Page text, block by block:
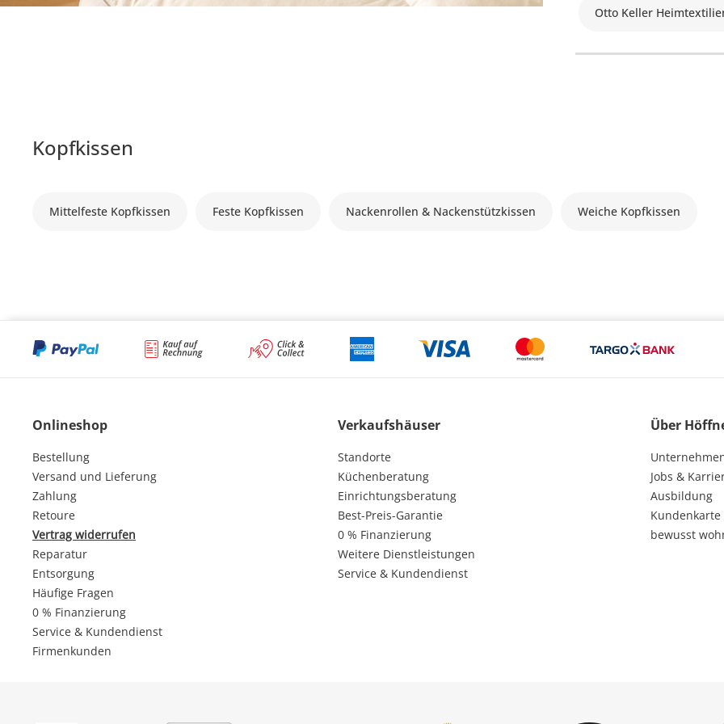
Otto Keller
Kopfkissen
Mittelfeste Kopfkissen Feste Kopfkissen Nackenrollen & Nackenstützkissen Weiche Kopfkissen
Onlineshop
Bestellung
Versand und Lieferung
Zahlung
Retoure
Vertrag widerrufen
Reparatur
Entsorgung
Häufige Fragen
0 % Finanzierung
Service & Kundendienst
Firmenkunden
Verkaufshäuser
Standorte
Küchenberatung
Einrichtungsberatung
Best-Preis-Garantie
0 % Finanzierung
Weitere Dienstleistungen
Service & Kundendienst
Über
Jobs &
Ausbildung
Kundenkarte
bewusst